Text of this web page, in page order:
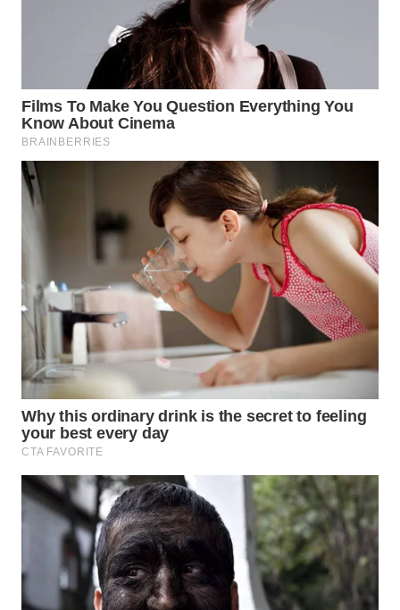
SIMALUNGUN
WN
LABUHANBATU
TAPANULI
TENGAH
TEBING
TINGGI
PAKPAK
WN
KARAWANG
WN
BEKASI
WN